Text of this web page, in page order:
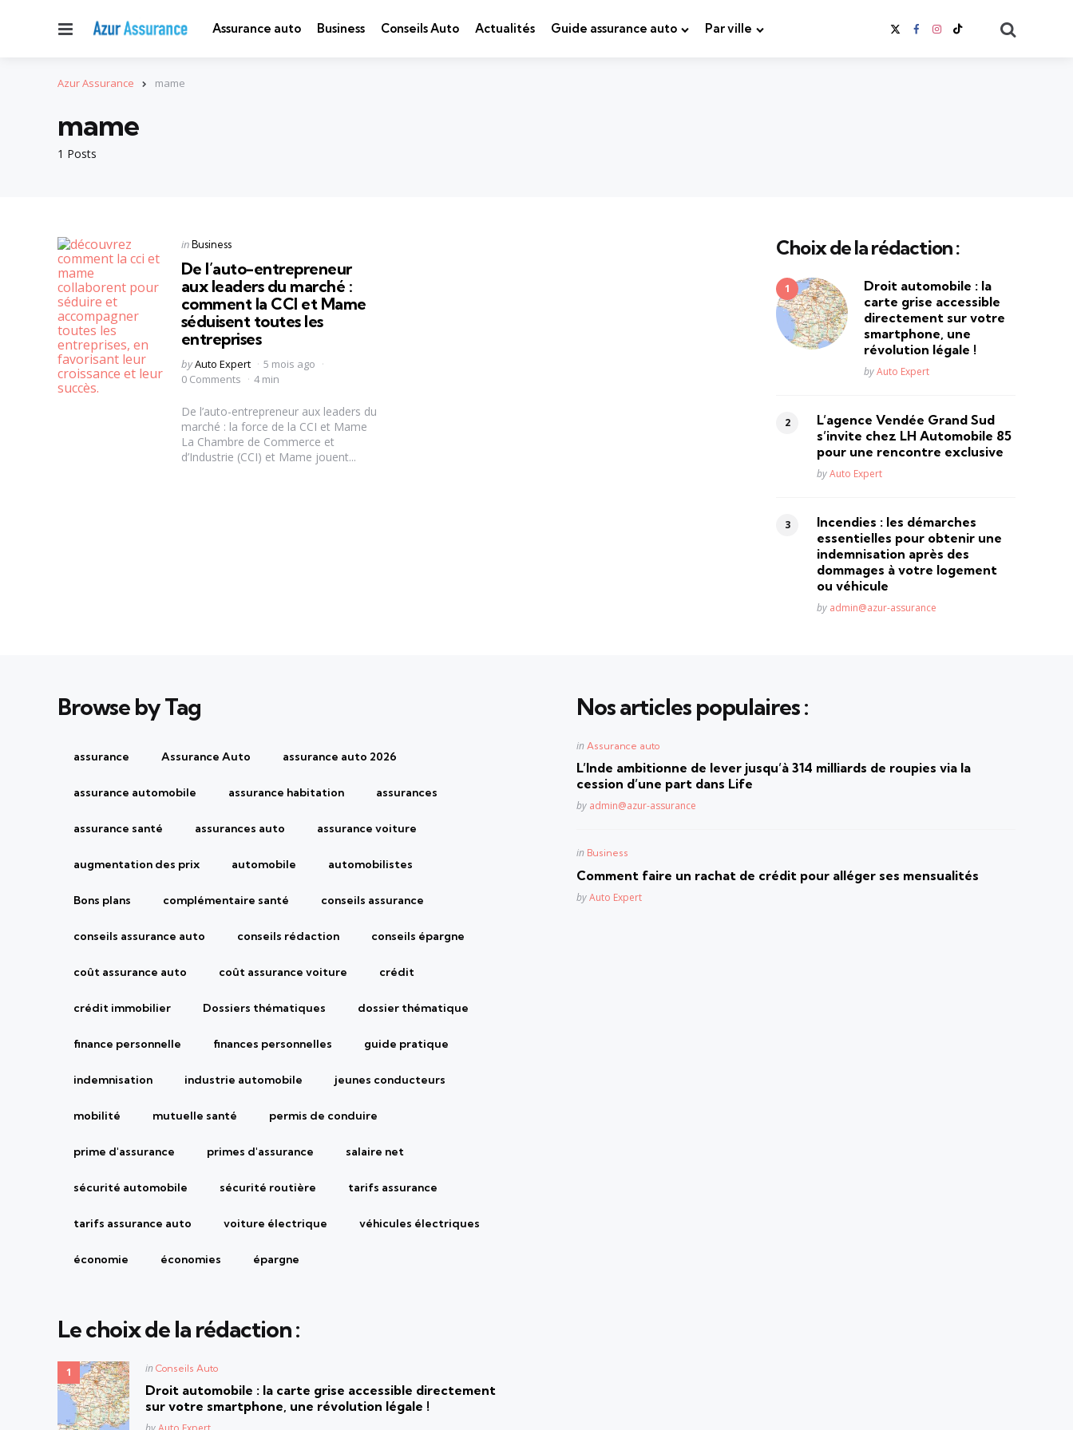
Menu Assurance auto Business Conseils Auto Actualités Guide assurance auto Par ville
Azur Assurance mame
1 Posts
mame
Categories
Posted
in Business
De l’auto-entrepreneur
aux leaders du marché :
comment la CCI et Mame
séduisent toutes les
entreprises
Posted
by
byAuto Expert
5 mois ago
0 Comments
4 min
De l’auto-entrepreneur aux leaders du
marché : la force de la CCI et Mame
La Chambre de Commerce et
d’Industrie (CCI) et Mame jouent...
Choix de la rédaction :
Droit automobile : la
carte grise accessible
directement sur votre
smartphone, une
révolution légale !
Posted
byAuto Expert
L’agence Vendée Grand Sud
s’invite chez LH Automobile 85
pour une rencontre exclusive
Posted
byAuto Expert
Incendies : les démarches
essentielles pour obtenir une
indemnisation après des
dommages à votre logement
ou véhicule
Posted
by admin@azur-assurance
Browse by Tag
assurance Assurance Auto assurance auto 2026
assurance automobile assurance habitation assurances
assurance santé assurances auto assurance voiture
augmentation des prix automobile automobilistes
Bons plans complémentaire santé conseils assurance
conseils assurance auto conseils rédaction conseils épargne
coût assurance auto coût assurance voiture crédit
crédit immobilier Dossiers thématiques dossier thématique
finance personnelle finances personnelles guide pratique
indemnisation industrie automobile jeunes conducteurs
mobilité mutuelle santé permis de conduire
prime d'assurance primes d'assurance salaire net
sécurité automobile sécurité routière tarifs assurance
tarifs assurance auto voiture électrique véhicules électriques
économie économies épargne
Le choix de la rédaction :
Posted
in Conseils Auto
Droit automobile : la carte grise accessible directement
sur votre smartphone, une révolution légale !
Posted
Nos articles populaires :
Posted
in Assurance auto
L’Inde ambitionne de lever jusqu’à 314 milliards de roupies via la
cession d’une part dans Life
Posted
by admin@azur-assurance
Posted
in Business
Comment faire un rachat de crédit pour alléger ses mensualités
Posted
byAuto Expert